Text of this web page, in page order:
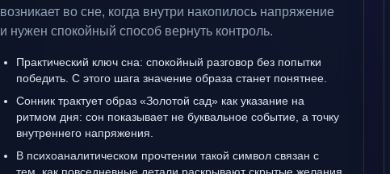
возникает во сне, когда внутри накопилось напряжение
и нужен спокойный способ вернуть контроль.
Практический ключ сна: спокойный разговор без попытки
победить. С этого шага значение образа станет понятнее.
Сонник трактует образ «Золотой сад» как указание на
ритмом дня: сон показывает не буквальное событие, а точку
внутреннего напряжения.
В психоаналитическом прочтении такой символ связан с